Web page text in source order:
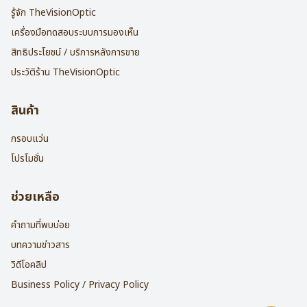
รู้จัก TheVisionOptic
เครื่องมือทดสอบระบบการมองเห็น
สิทธิประโยชน์ / บริการหลังการขาย
ประวัติร้าน TheVisionOptic
สินค้า
กรอบแว่น
โปรโมชั่น
ช่วยเหลือ
คำถามที่พบบ่อย
บทความข่าวสาร
วิดีโอคลิป
Business Policy / Privacy Policy